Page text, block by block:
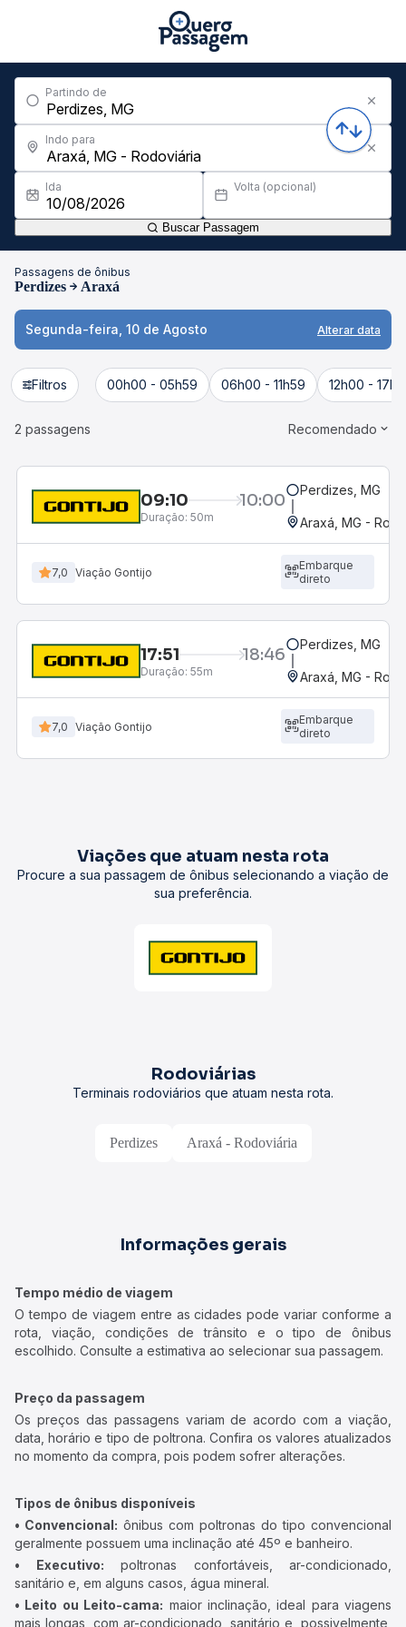
Partindo de
Indo para
Ida Volta (opcional)
Buscar Passagem
Passagens de ônibus
Perdizes Araxá
Segunda-feira, 10 de Agosto Alterar data
Filtros 00h00 - 05h59 06h00 - 11h59 12h00 -
2 passagens Recomendado
09:10 10:00
Duração: 50m
Perdizes, MG
Araxá, MG -
7,0 Viação Gontijo
Embarque
direto
17:51 18:46
Duração: 55m
Perdizes, MG
Araxá, MG -
7,0 Viação Gontijo
Embarque
direto
Viações que atuam nesta rota
Procure a sua passagem de ônibus selecionando a viação de
sua preferência.
Rodoviárias
Terminais rodoviários que atuam nesta rota.
Perdizes Araxá - Rodoviária
Informações gerais
Tempo médio de viagem
O tempo de viagem entre as cidades pode variar conforme a
rota, viação, condições de trânsito e o tipo de ônibus
escolhido. Consulte a estimativa ao selecionar sua passagem.
Preço da passagem
Os preços das passagens variam de acordo com a viação,
data, horário e tipo de poltrona. Confira os valores atualizados
no momento da compra, pois podem sofrer alterações.
Tipos de ônibus disponíveis
• Convencional: ônibus com poltronas do tipo convencional
geralmente possuem uma inclinação até 45º e banheiro.
• Executivo: poltronas confortáveis, ar-condicionado,
sanitário e, em alguns casos, água mineral.
• Leito ou Leito-cama: maior inclinação, ideal para viagens
mais longas, com ar-condicionado, sanitário e, possivelmente,